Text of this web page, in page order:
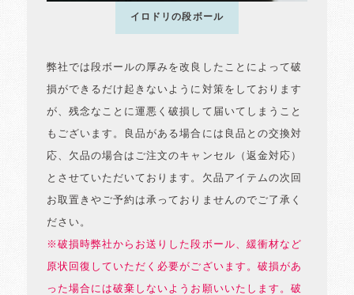
イロドリの段ボール
弊社では段ボールの厚みを改良したことによって破
損ができるだけ起きないように対策をしております
が、残念なことに運悪く破損して届いてしまうこと
もございます。良品がある場合には良品との交換対
応、欠品の場合はご注文のキャンセル（返金対応）
とさせていただいております。欠品アイテムの次回
お取置きやご予約は承っておりませんのでご了承く
ださい。
※破損時弊社からお送りした段ボール、緩衝材など
原状回復していただく必要がございます。破損があ
った場合には破棄しないようお願いいたします。破